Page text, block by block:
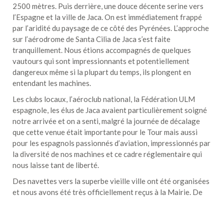
2500 mètres. Puis derrière, une douce décente serine vers
l’Espagne et la ville de Jaca. On est immédiatement frappé
par l’aridité du paysage de ce côté des Pyrénées. L’approche
sur l’aérodrome de Santa Cilia de Jaca s’est faite
tranquillement. Nous étions accompagnés de quelques
vautours qui sont impressionnants et potentiellement
dangereux même si la plupart du temps, ils plongent en
entendant les machines.
Les clubs locaux, l’aéroclub national, la Fédération ULM
espagnole, les élus de Jaca avaient particulièrement soigné
notre arrivée et on a senti, malgré la journée de décalage
que cette venue était importante pour le Tour mais aussi
pour les espagnols passionnés d’aviation, impressionnés par
la diversité de nos machines et ce cadre réglementaire qui
nous laisse tant de liberté.
Des navettes vers la superbe vieille ville ont été organisées
et nous avons été très officiellement reçus à la Mairie. De